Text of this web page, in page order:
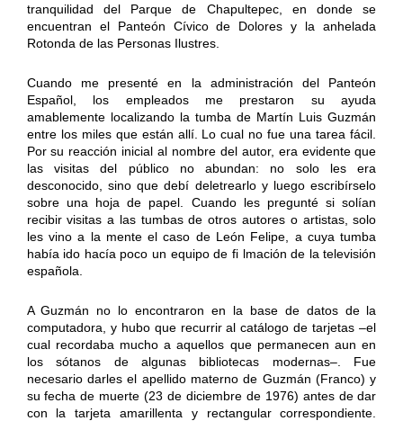
tranquilidad del Parque de Chapultepec, en donde se
encuentran el Panteón Cívico de Dolores y la anhelada
Rotonda de las Personas Ilustres.
Cuando me presenté en la administración del Panteón
Español, los empleados me prestaron su ayuda
amablemente localizando la tumba de Martín Luis Guzmán
entre los miles que están allí. Lo cual no fue una tarea fácil.
Por su reacción inicial al nombre del autor, era evidente que
las visitas del público no abundan: no solo les era
desconocido, sino que debí deletrearlo y luego escribírselo
sobre una hoja de papel. Cuando les pregunté si solían
recibir visitas a las tumbas de otros autores o artistas, solo
les vino a la mente el caso de León Felipe, a cuya tumba
había ido hacía poco un equipo de fi lmación de la televisión
española.
A Guzmán no lo encontraron en la base de datos de la
computadora, y hubo que recurrir al catálogo de tarjetas –el
cual recordaba mucho a aquellos que permanecen aun en
los sótanos de algunas bibliotecas modernas–. Fue
necesario darles el apellido materno de Guzmán (Franco) y
su fecha de muerte (23 de diciembre de 1976) antes de dar
con la tarjeta amarillenta y rectangular correspondiente.